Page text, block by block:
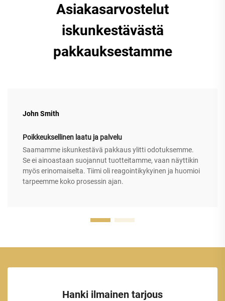
Asiakasarvostelut
iskunkestävästä
pakkauksestamme
John Smith
Poikkeuksellinen laatu ja palvelu
Saamamme iskunkestävä pakkaus ylitti odotuksemme.
Se ei ainoastaan suojannut tuotteitamme, vaan näyttikin
myös erinomaiselta. Tiimi oli reagointikykyinen ja huomioi
tarpeemme koko prosessin ajan.
Hanki ilmainen tarjous